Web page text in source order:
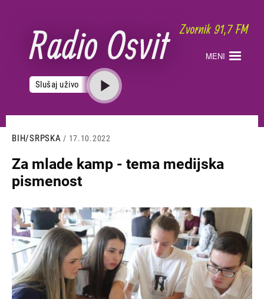
sadržaj
MENI
Slušaj uživo
BIH/SRPSKA / 17.10.2022
Za mlade kamp - tema medijska
pismenost
Slika